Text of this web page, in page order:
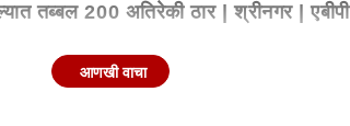
तब्बल 200 अतिरेकी ठार | श्रीनगर |
आणखी वाचा